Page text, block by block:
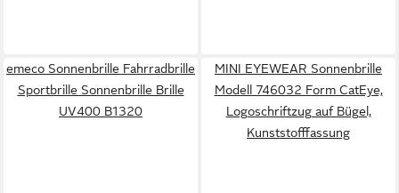
emeco Sonnenbrille Fahrradbrille
Sportbrille Sonnenbrille Brille
UV400 B1320
MINI EYEWEAR Sonnenbrille
Modell 746032 Form CatEye,
Logoschriftzug auf Bügel,
Kunststofffassung